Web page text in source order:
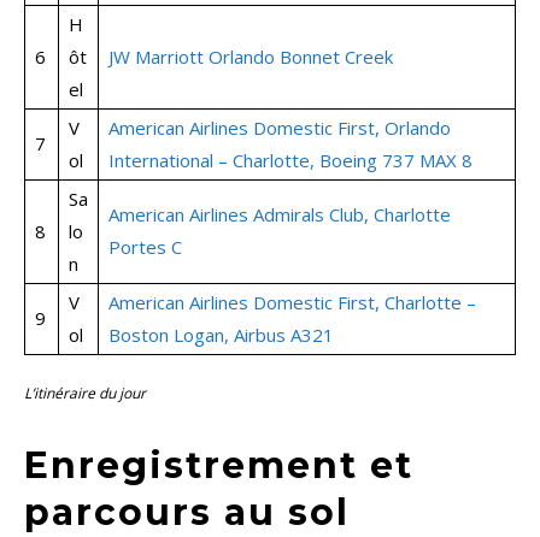
6
H
ôt
el
JW Marriott Orlando Bonnet Creek
7
V
ol
American Airlines Domestic First, Orlando
International – Charlotte, Boeing 737 MAX 8
8
Sa
lo
n
American Airlines Admirals Club, Charlotte
Portes C
9
V
ol
American Airlines Domestic First, Charlotte –
Boston Logan, Airbus A321
L’itinéraire du jour
Enregistrement et
parcours au sol